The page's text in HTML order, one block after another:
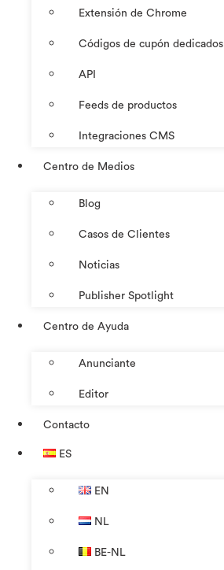
Extensión de Chrome
Códigos de cupón dedicados
API
Feeds de productos
Integraciones CMS
Centro de Medios
Blog
Casos de Clientes
Noticias
Publisher Spotlight
Centro de Ayuda
Anunciante
Editor
Contacto
ES
EN
NL
BE-NL